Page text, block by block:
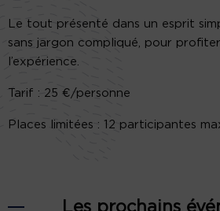
Le tout présenté dans un esprit
sans jargon compliqué, pour
l’expérience.
Tarif : 25 €/personne
Places limitées : 12 participantes
Les prochains